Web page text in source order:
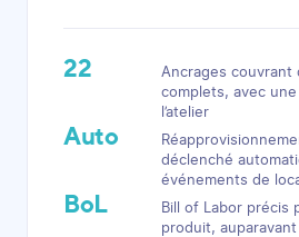
22
Ancrages couvrant
complets, avec
l’atelier
Auto
déclenché
événements de
BoL
Bill of Labor précis
produit,